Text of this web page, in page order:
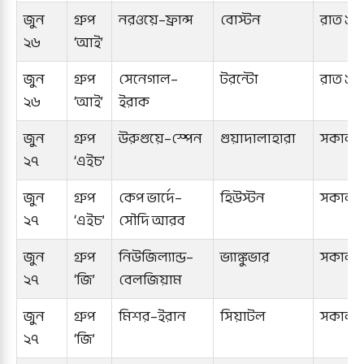
জুন
২৬
গ্রুপ
‘আই’
নরওয়ে–ফ্রান্স বোস্টন রাত ১টা
জুন
২৬
গ্রুপ
‘আই’
সেনেগাল–
ইরাক
টরন্টো রাত ১টা
জুন
২৭
গ্রুপ
‘এইচ’
উরুগুয়ে–স্পেন গুয়াদালাহারা সকাল
জুন
২৭
গ্রুপ
‘এইচ’
কেপ ভার্দে–
সৌদি আরব
হিউস্টন সকাল
জুন
২৭
গ্রুপ
‘জি’
নিউজিল্যান্ড–
বেলজিয়াম
ভ্যাঙ্কুভার সকাল
জুন
২৭
গ্রুপ
‘জি’
মিশর–ইরান সিয়াটল সকাল